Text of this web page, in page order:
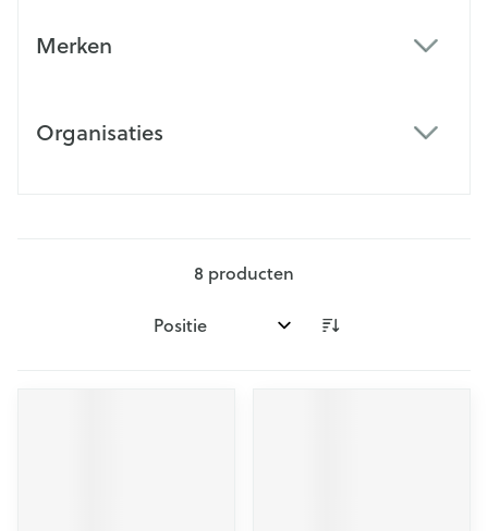
Merken
Organisaties
8 producten
Sorteer op: